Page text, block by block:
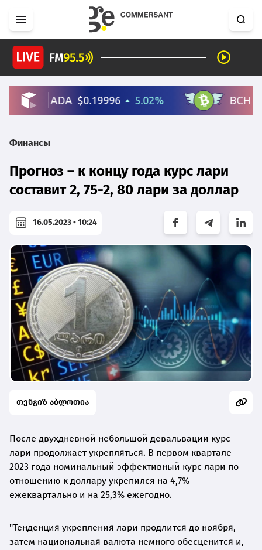
Финансы
Прогноз – к концу года курс лари
составит 2, 75-2, 80 лари за доллар
16.05.2023 • 10:24
თენგიზ აბლოთია
После двухдневной небольшой девальвации курс
лари продолжает укрепляться. В первом квартале
2023 года номинальный эффективный курс лари по
отношению к доллару укрепился на 4,7%
ежеквартально и на 25,3% ежегодно.
"Тенденция укрепления лари продлится до ноября,
затем национальная валюта немного обесценится и,